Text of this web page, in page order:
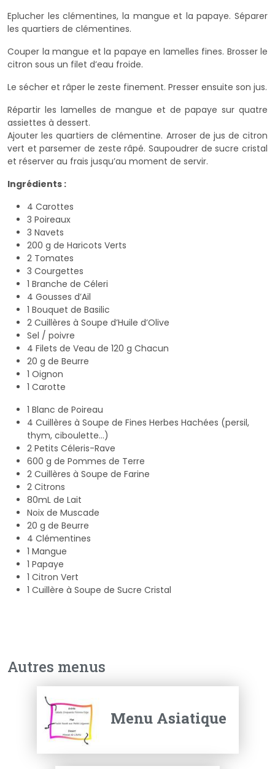
Eplucher les clémentines, la mangue et la papaye. Séparer
les quartiers de clémentines.
Couper la mangue et la papaye en lamelles fines. Brosser le
citron sous un filet d’eau froide.
Le sécher et râper le zeste finement. Presser ensuite son jus.
Répartir les lamelles de mangue et de papaye sur quatre
assiettes à dessert.
Ajouter les quartiers de clémentine. Arroser de jus de citron
vert et parsemer de zeste râpé. Saupoudrer de sucre cristal
et réserver au frais jusqu’au moment de servir.
Ingrédients :
4 Carottes
3 Poireaux
3 Navets
200 g de Haricots Verts
2 Tomates
3 Courgettes
1 Branche de Céleri
4 Gousses d’Ail
1 Bouquet de Basilic
2 Cuillères à Soupe d’Huile d’Olive
Sel / poivre
4 Filets de Veau de 120 g Chacun
20 g de Beurre
1 Oignon
1 Carotte
1 Blanc de Poireau
4 Cuillères à Soupe de Fines Herbes Hachées (persil,
thym, ciboulette…)
2 Petits Céleris-Rave
600 g de Pommes de Terre
2 Cuillères à Soupe de Farine
2 Citrons
80mL de Lait
Noix de Muscade
20 g de Beurre
4 Clémentines
1 Mangue
1 Papaye
1 Citron Vert
1 Cuillère à Soupe de Sucre Cristal
Autres menus
Menu Asiatique